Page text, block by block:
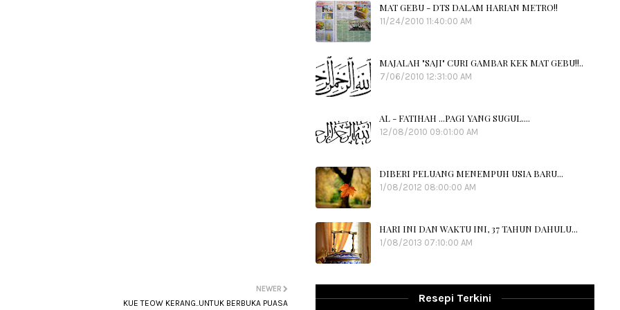
NEWER
KUE TEOW KERANG..UNTUK BERBUKA PUASA
MAT GEBU - DTS DALAM HARIAN METRO!!
11/24/2010 11:40:00 AM
MAJALAH "SAJI" CURI GAMBAR KEK MAT GEBU!!..
7/06/2010 12:31:00 AM
AL - FATIHAH ...PAGI YANG SUGUL....
12/08/2010 09:01:00 AM
DIBERI PELUANG MENEMPUH USIA BARU...
1/08/2012 08:00:00 AM
HARI INI DAN WAKTU INI, 37 TAHUN DAHULU...
1/08/2013 07:10:00 AM
Resepi Terkini